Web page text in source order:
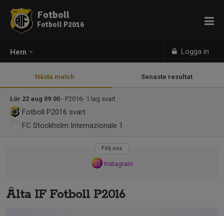
Hem Logga in
Fotboll
Fotboll P2016
Nästa match Senaste resultat
Lör 22 aug 09:00 - P2016- 1 lag svart
Fotboll P2016 svart
FC Stockholm Internazionale 1
Följ oss
Instagram
Älta IF Fotboll P2016